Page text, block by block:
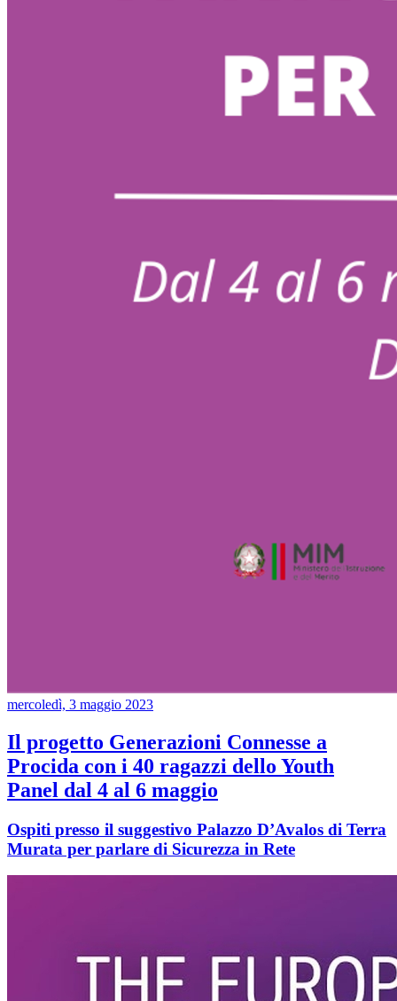
mercoledì, 3 maggio 2023
Il progetto Generazioni Connesse a
Procida con i 40 ragazzi dello Youth
Panel dal 4 al 6 maggio
Ospiti presso il suggestivo Palazzo D’Avalos di Terra
Murata per parlare di Sicurezza in Rete